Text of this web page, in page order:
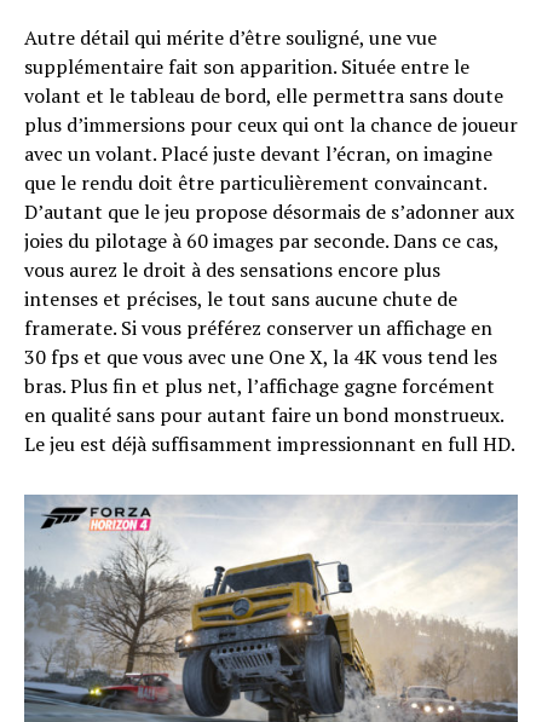
Autre détail qui mérite d’être souligné, une vue
supplémentaire fait son apparition. Située entre le
volant et le tableau de bord, elle permettra sans doute
plus d’immersions pour ceux qui ont la chance de joueur
avec un volant. Placé juste devant l’écran, on imagine
que le rendu doit être particulièrement convaincant.
D’autant que le jeu propose désormais de s’adonner aux
joies du pilotage à 60 images par seconde. Dans ce cas,
vous aurez le droit à des sensations encore plus
intenses et précises, le tout sans aucune chute de
framerate. Si vous préférez conserver un affichage en
30 fps et que vous avec une One X, la 4K vous tend les
bras. Plus fin et plus net, l’affichage gagne forcément
en qualité sans pour autant faire un bond monstrueux.
Le jeu est déjà suffisamment impressionnant en full HD.